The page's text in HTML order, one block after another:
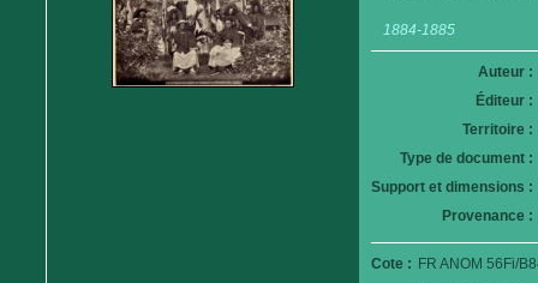
1884-1885
Auteur :
Éditeur :
Territoire :
Type de document :
Support et dimensions :
Provenance :
Cote : FR ANOM 56Fi/